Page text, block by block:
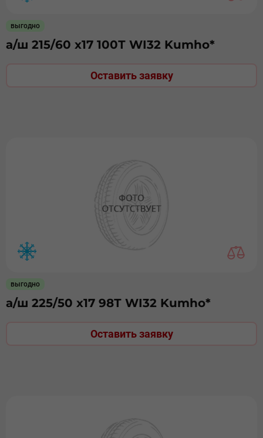
выгодно
а/ш 215/60 х17 100Т WI32 Kumho*
Оставить заявку
выгодно
а/ш 225/50 х17 98Т WI32 Kumho*
Оставить заявку